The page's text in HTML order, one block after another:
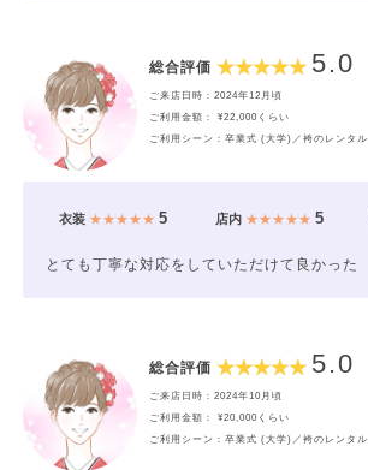
総合評価 5.0
ご来店日時：2024年12月頃
ご利用金額： ¥22,000くらい
ご利用シーン：卒業式 (大学)／袴のレンタル
衣装★★★★★ 5 店内★★★★★ 5
とても丁寧な対応をしていただけて良かった
総合評価 5.0
ご来店日時：2024年10月頃
ご利用金額： ¥20,000くらい
ご利用シーン：卒業式 (大学)／袴のレンタル